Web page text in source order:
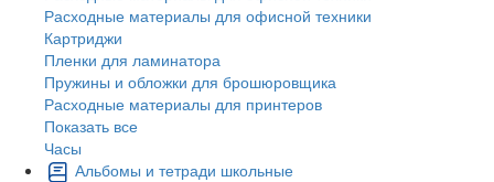
Расходные материалы для офисной техники
Картриджи
Пленки для ламинатора
Пружины и обложки для брошюровщика
Расходные материалы для принтеров
Показать все
Часы
Альбомы и тетради школьные